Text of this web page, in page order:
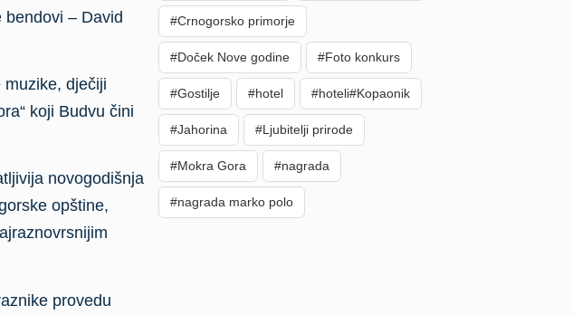
bendovi – David
muzike, dječiji
koji Budvu čini
novogodišnja
opštine,
provedu
#Crnogorsko primorje
#Doček Nove godine #Foto konkurs
#Gostilje #hotel #hoteli#Kopaonik
#Jahorina #Ljubitelji prirode
#Mokra Gora #nagrada
#nagrada marko polo